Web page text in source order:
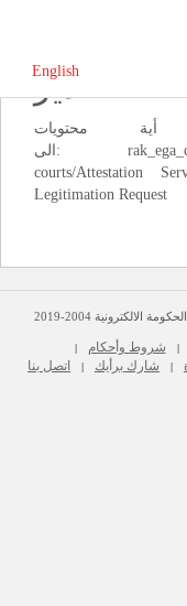
English
‏تحذير‏
محتويات
الى: ‭rak_ega_contentlibrary_en/hide_prd/rak
courts/Attestation
2004-2019
| شروط وأحكام |
| شارك برأيك | اتصل بنا